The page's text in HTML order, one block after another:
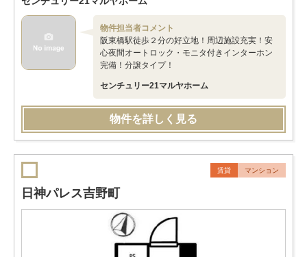
物件担当者コメント
阪東橋駅徒歩２分の好立地！周辺施設充実！安
心夜間オートロック・モニタ付きインターホン
完備！分譲タイプ！
センチュリー21マルヤホーム
物件を詳しく見る
賃貸 マンション
日神パレス吉野町